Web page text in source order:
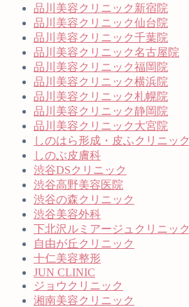
品川美容クリニック新宿院
品川美容クリニック仙台院
品川美容クリニック千葉院
品川美容クリニック名古屋院
品川美容クリニック福岡院
品川美容クリニック横浜院
品川美容クリニック札幌院
品川美容クリニック静岡院
品川美容クリニック大宮院
しのはら形成・皮ふクリニック
しのぶ皮膚科
渋谷DSクリニック
渋谷高野美容医院
渋谷の森クリニック
渋谷美容外科
下北沢ルミアージュクリニック
自由が丘クリニック
十仁美容整形
JUN CLINIC
ジョウクリニック
湘南美容クリニック